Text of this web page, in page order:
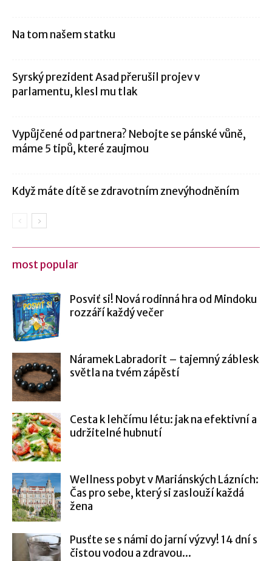
Na tom našem statku
Syrský prezident Asad přerušil projev v
parlamentu, klesl mu tlak
Vypůjčené od partnera? Nebojte se pánské vůně,
máme 5 tipů, které zaujmou
Když máte dítě se zdravotním znevýhodněním
most popular
Posviť si! Nová rodinná hra od Mindoku
rozzáří každý večer
Náramek Labradorit – tajemný záblesk
světla na tvém zápěstí
Cesta k lehčímu létu: jak na efektivní a
udržitelné hubnutí
Wellness pobyt v Mariánských Lázních:
Čas pro sebe, který si zaslouží každá
žena
Pusťte se s námi do jarní výzvy! 14 dní s
čistou vodou a zdravou...